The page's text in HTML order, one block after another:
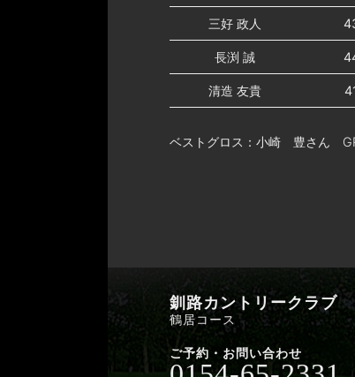
三好 政人
長渕 誠
清造 友貴
ベストグロス：小崎 豊さん
釧路カントリークラブ
鶴居コース
ご予約・お問い合わせ